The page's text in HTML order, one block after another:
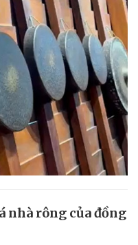
nhà rông của đồng